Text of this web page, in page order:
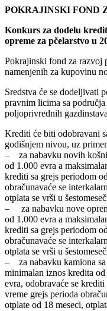
POKRAJINSKI FOND
Konkurs za dodelu
opreme za pčelarstvo u
Pokrajinski fond za razvoj
namenjenih za kupovinu
Sredstva će se dodeljivati
pravnim licima sa
poljoprivrednih
Krediti će biti odobravani
godišnjem nivou, uz
– za nabavku novih
od 1.000 evra a
krediti sa grejs periodom
obračunavaće se
otplata se vrši u
– za nabavku nove
od 1.000 evra a
krediti sa grejs periodom
obračunavaće se
otplata se vrši u
– za nabavku kamiona sa
minimalan iznos kredita
evra, odobravaće se
vreme grejs perioda
otplate od 18 meseci,